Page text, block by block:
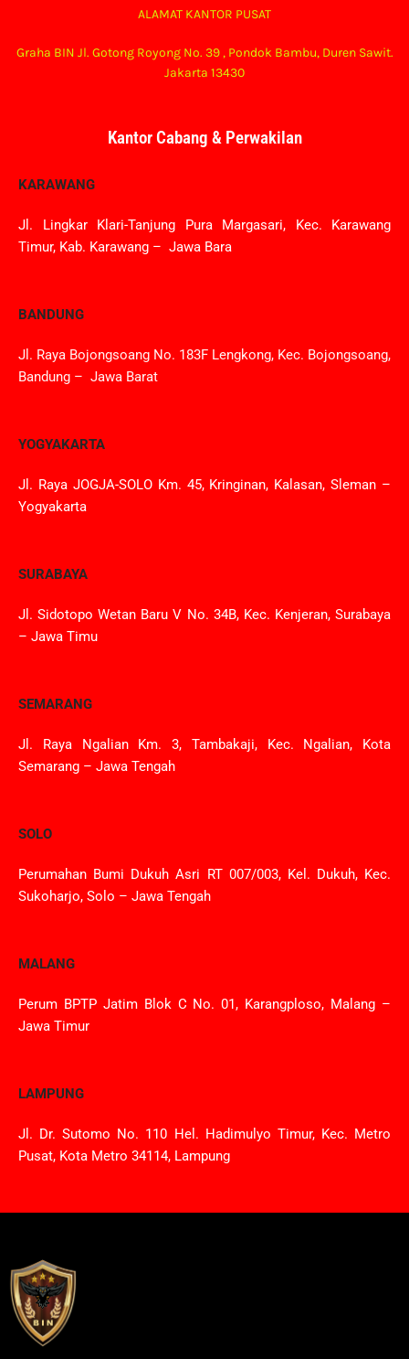
ALAMAT KANTOR PUSAT
Graha BIN Jl. Gotong Royong No. 39 , Pondok Bambu, Duren Sawit.
Jakarta 13430
Kantor Cabang & Perwakilan
KARAWANG
Jl. Lingkar Klari-Tanjung Pura Margasari, Kec. Karawang
Timur, Kab. Karawang – Jawa Bara
BANDUNG
Jl. Raya Bojongsoang No. 183F Lengkong, Kec. Bojongsoang,
Bandung – Jawa Barat
YOGYAKARTA
Jl. Raya JOGJA-SOLO Km. 45, Kringinan, Kalasan, Sleman –
Yogyakarta
SURABAYA
Jl. Sidotopo Wetan Baru V No. 34B, Kec. Kenjeran, Surabaya
– Jawa Timu
SEMARANG
Jl. Raya Ngalian Km. 3, Tambakaji, Kec. Ngalian, Kota
Semarang – Jawa Tengah
SOLO
Perumahan Bumi Dukuh Asri RT 007/003, Kel. Dukuh, Kec.
Sukoharjo, Solo – Jawa Tengah
MALANG
Perum BPTP Jatim Blok C No. 01, Karangploso, Malang –
Jawa Timur
LAMPUNG
Jl. Dr. Sutomo No. 110 Hel. Hadimulyo Timur, Kec. Metro
Pusat, Kota Metro 34114, Lampung